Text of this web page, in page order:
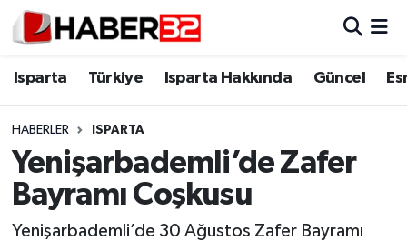
Isparta Türkiye Isparta Hakkında Güncel
HABERLER ISPARTA
Yenişarbademli’de Zafer
Bayramı Coşkusu
Yenişarbademli’de 30 Ağustos Zafer Bayramı
Isparta
Esnaf Diyor ki;
ASAYİŞ
Isparta Nöbetçi Eczaneler
Isparta Trafik Yoğunluk Haritası
Süper Lig Puan Durumu ve Fikstür